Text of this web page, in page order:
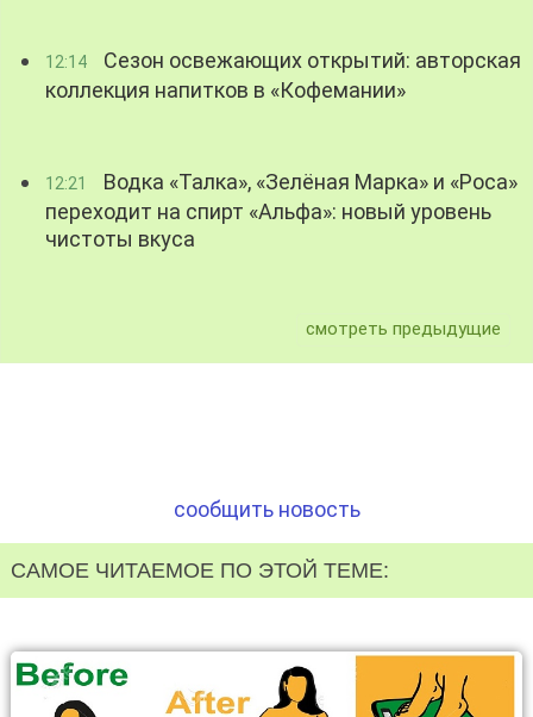
12:14
Сезон освежающих открытий: авторская
коллекция напитков в «Кофемании»
12:21
Водка «Талка», «Зелёная Марка» и «Роса»
переходит на спирт «Альфа»: новый уровень
чистоты вкуса
смотреть предыдущие
сообщить новость
САМОЕ ЧИТАЕМОЕ ПО ЭТОЙ ТЕМЕ: